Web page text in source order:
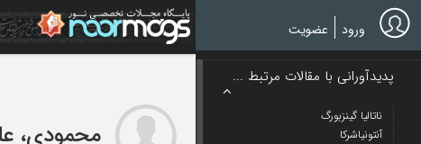
Skip
to
main
ورود عضویت
پدیدآورانی با مقالات مرتبط ...
ناتالیا گینزبورگ
آنتونیاشرکا
محمودی،